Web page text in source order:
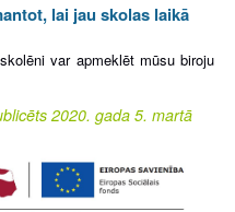
lai jau skolas laikā
var apmeklēt mūsu biroju
2020. gada 5. martā